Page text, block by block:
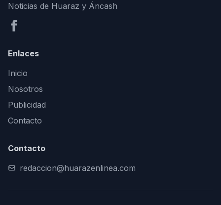
Noticias de Huaraz y Áncash
Enlaces
Inicio
Nosotros
Publicidad
Contacto
Contacto
redaccion@huarazenlinea.com